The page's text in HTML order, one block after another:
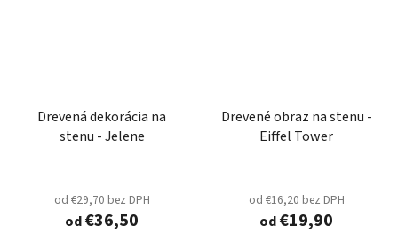
Drevená dekorácia na
stenu - Jelene
od €29,70 bez DPH
od€36,50
Drevené obraz na stenu -
Eiffel Tower
od €16,20 bez DPH
od€19,90